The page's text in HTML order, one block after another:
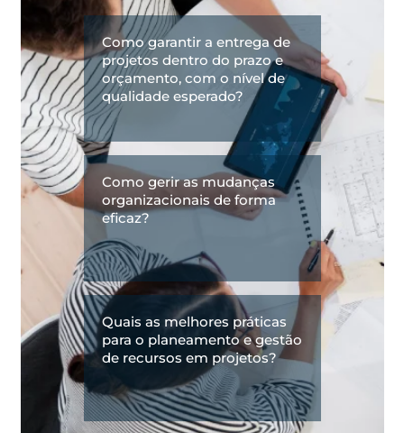
Como garantir a entrega de
projetos dentro do prazo e
orçamento, com o nível de
qualidade esperado?
Como gerir as mudanças
organizacionais de forma
eficaz?
Quais as melhores práticas
para o planeamento e gestão
de recursos em projetos?